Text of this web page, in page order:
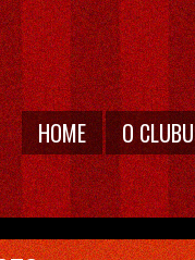
HOME O CLUBU